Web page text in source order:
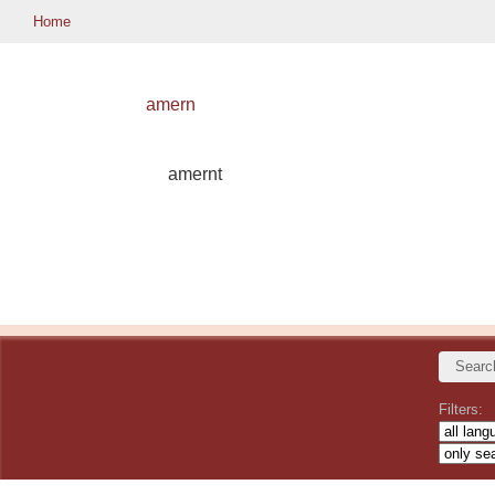
amern
amernt
Home
Filters: